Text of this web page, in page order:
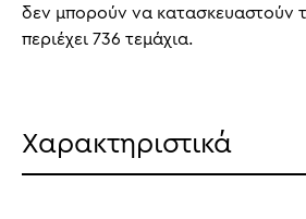
δεν μπορούν να κατασκευαστούν
περιέχει 736 τεμάχια.
Χαρακτηριστικά